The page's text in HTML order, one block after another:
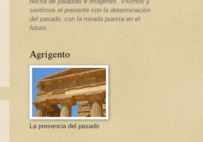
sentimos el presente con la determinación
del pasado, con la mirada puesta en el
futuro.
Agrigento
La presencia del pasado